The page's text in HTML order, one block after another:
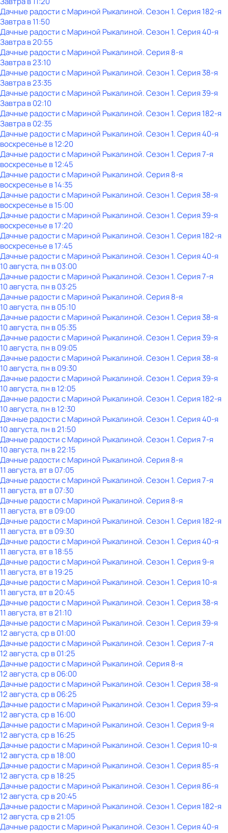
Дачные радости с Мариной Рыкалиной. Сезон 1. Серия 182-я
Завтра в 11:50
Дачные радости с Мариной Рыкалиной. Сезон 1. Серия 40-я
Завтра в 20:55
Дачные радости с Мариной Рыкалиной. Серия 8-я
Завтра в 23:10
Дачные радости с Мариной Рыкалиной. Сезон 1. Серия 38-я
Завтра в 23:35
Дачные радости с Мариной Рыкалиной. Сезон 1. Серия 39-я
Завтра в 02:10
Дачные радости с Мариной Рыкалиной. Сезон 1. Серия 182-я
Завтра в 02:35
Дачные радости с Мариной Рыкалиной. Сезон 1. Серия 40-я
воскресенье в12:20
Дачные радости с Мариной Рыкалиной. Сезон 1. Серия 7-я
воскресенье в12:45
Дачные радости с Мариной Рыкалиной. Серия 8-я
воскресенье в14:35
Дачные радости с Мариной Рыкалиной. Сезон 1. Серия 38-я
воскресенье в15:00
Дачные радости с Мариной Рыкалиной. Сезон 1. Серия 39-я
воскресенье в17:20
Дачные радости с Мариной Рыкалиной. Сезон 1. Серия 182-я
воскресенье в17:45
Дачные радости с Мариной Рыкалиной. Сезон 1. Серия 40-я
10 августа, пн в 03:00
Дачные радости с Мариной Рыкалиной. Сезон 1. Серия 7-я
10 августа, пн в 03:25
Дачные радости с Мариной Рыкалиной. Серия 8-я
10 августа, пн в 05:10
Дачные радости с Мариной Рыкалиной. Сезон 1. Серия 38-я
10 августа, пн в 05:35
Дачные радости с Мариной Рыкалиной. Сезон 1. Серия 39-я
10 августа, пн в 09:05
Дачные радости с Мариной Рыкалиной. Сезон 1. Серия 38-я
10 августа, пн в 09:30
Дачные радости с Мариной Рыкалиной. Сезон 1. Серия 39-я
10 августа, пн в 12:05
Дачные радости с Мариной Рыкалиной. Сезон 1. Серия 182-я
10 августа, пн в 12:30
Дачные радости с Мариной Рыкалиной. Сезон 1. Серия 40-я
10 августа, пн в 21:50
Дачные радости с Мариной Рыкалиной. Сезон 1. Серия 7-я
10 августа, пн в 22:15
Дачные радости с Мариной Рыкалиной. Серия 8-я
11 августа, вт в 07:05
Дачные радости с Мариной Рыкалиной. Сезон 1. Серия 7-я
11 августа, вт в 07:30
Дачные радости с Мариной Рыкалиной. Серия 8-я
11 августа, вт в 09:00
Дачные радости с Мариной Рыкалиной. Сезон 1. Серия 182-я
11 августа, вт в 09:30
Дачные радости с Мариной Рыкалиной. Сезон 1. Серия 40-я
11 августа, вт в 18:55
Дачные радости с Мариной Рыкалиной. Сезон 1. Серия 9-я
11 августа, вт в 19:25
Дачные радости с Мариной Рыкалиной. Сезон 1. Серия 10-я
11 августа, вт в 20:45
Дачные радости с Мариной Рыкалиной. Сезон 1. Серия 38-я
11 августа, вт в 21:10
Дачные радости с Мариной Рыкалиной. Сезон 1. Серия 39-я
12 августа, ср в 01:00
Дачные радости с Мариной Рыкалиной. Сезон 1. Серия 7-я
12 августа, ср в 01:25
Дачные радости с Мариной Рыкалиной. Серия 8-я
12 августа, ср в 06:00
Дачные радости с Мариной Рыкалиной. Сезон 1. Серия 38-я
12 августа, ср в 06:25
Дачные радости с Мариной Рыкалиной. Сезон 1. Серия 39-я
12 августа, ср в 16:00
Дачные радости с Мариной Рыкалиной. Сезон 1. Серия 9-я
12 августа, ср в 16:25
Дачные радости с Мариной Рыкалиной. Сезон 1. Серия 10-я
12 августа, ср в 18:00
Дачные радости с Мариной Рыкалиной. Сезон 1. Серия 85-я
12 августа, ср в 18:25
Дачные радости с Мариной Рыкалиной. Сезон 1. Серия 86-я
12 августа, ср в 20:45
Дачные радости с Мариной Рыкалиной. Сезон 1. Серия 182-я
12 августа, ср в 21:05
Дачные радости с Мариной Рыкалиной. Сезон 1. Серия 40-я